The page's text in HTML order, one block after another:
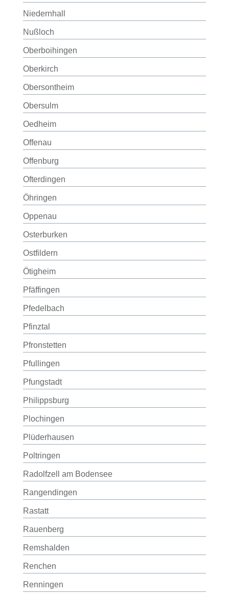
Niedernhall
Nußloch
Oberboihingen
Oberkirch
Obersontheim
Obersulm
Oedheim
Offenau
Offenburg
Ofterdingen
Öhringen
Oppenau
Osterburken
Ostfildern
Ötigheim
Pfäffingen
Pfedelbach
Pfinztal
Pfronstetten
Pfullingen
Pfungstadt
Philippsburg
Plochingen
Plüderhausen
Poltringen
Radolfzell am Bodensee
Rangendingen
Rastatt
Rauenberg
Remshalden
Renchen
Renningen